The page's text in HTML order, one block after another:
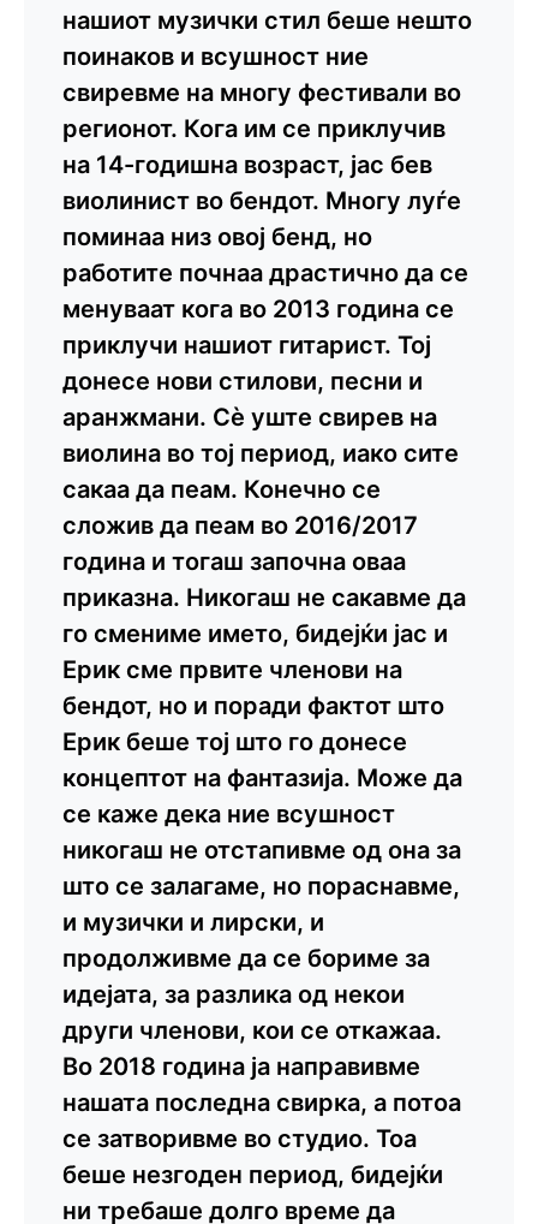
нашиот музички стил беше нешто
поинаков и всушност ние
свиревме на многу фестивали во
регионот. Кога им се приклучив
на 14-годишна возраст, јас бев
виолинист во бендот. Многу луѓе
поминаа низ овој бенд, но
работите почнаа драстично да се
менуваат кога во 2013 година се
приклучи нашиот гитарист. Тој
донесе нови стилови, песни и
аранжмани. Сè уште свирев на
виолина во тој период, иако сите
сакаа да пеам. Конечно се
сложив да пеам во 2016/2017
година и тогаш започна оваа
приказна. Никогаш не сакавме да
го смениме името, бидејќи јас и
Ерик сме првите членови на
бендот, но и поради фактот што
Ерик беше тој што го донесе
концептот на фантазија. Може да
се каже дека ние всушност
никогаш не отстапивме од она за
што се залагаме, но пораснавме,
и музички и лирски, и
продолживме да се бориме за
идејата, за разлика од некои
други членови, кои се откажаа.
Во 2018 година ја направивме
нашата последна свирка, а потоа
се затворивме во студио. Тоа
беше незгоден период, бидејќи
ни требаше долго време да